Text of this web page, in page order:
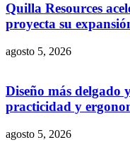
Quilla Resources
proyecta su
agosto 5, 2026
Diseño más delgado
practicidad y
agosto 5, 2026